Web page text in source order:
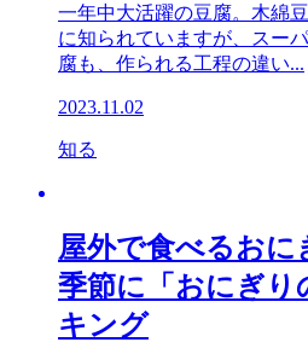
一年中大活躍の豆腐。木綿
に知られていますが、スー
腐も、作られる工程の違い...
2023.11.02
知る
屋外で食べるおに
季節に「おにぎり
キング